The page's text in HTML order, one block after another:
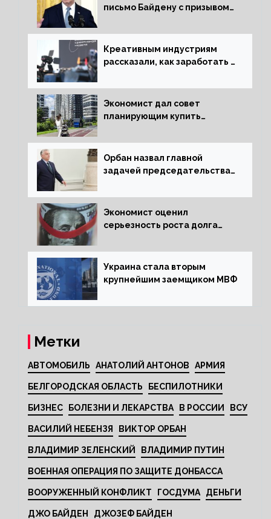
письмо Байдену с призывом
Креативным индустриям
рассказали, как заработать 2
экономики
Экономист дал совет
планирующим купить
Орбан назвал главной
задачей председательства
за мир
Экономист оценил
серьезность роста долга
Украина стала вторым
крупнейшим заемщиком МВФ
Метки
АВТОМОБИЛЬ АНАТОЛИЙ АНТОНОВ АРМИЯ
БЕЛГОРОДСКАЯ ОБЛАСТЬ БЕСПИЛОТНИКИ
БИЗНЕС БОЛЕЗНИ И ЛЕКАРСТВА В РОССИИ ВСУ
ВАСИЛИЙ НЕБЕНЗЯ ВИКТОР ОРБАН
ВЛАДИМИР ЗЕЛЕНСКИЙ ВЛАДИМИР ПУТИН
ВОЕННАЯ ОПЕРАЦИЯ ПО ЗАЩИТЕ ДОНБАССА
ВООРУЖЕННЫЙ КОНФЛИКТ ГОСДУМА ДЕНЬГИ
ДЖО БАЙДЕН ДЖОЗЕФ БАЙДЕН